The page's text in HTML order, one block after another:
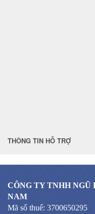
THÔNG TIN HỖ TRỢ
CÔNG TY TNHH
NAM
Mã số thuế: 3700650295